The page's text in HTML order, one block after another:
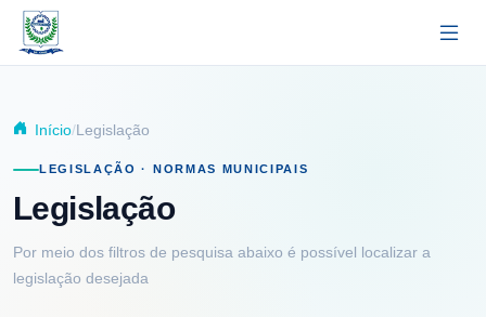
Pular para o conteúdo principal
Início Legislação
LEGISLAÇÃO · NORMAS MUNICIPAIS
Legislação
Por meio dos filtros de pesquisa abaixo é possível localizar a
legislação desejada